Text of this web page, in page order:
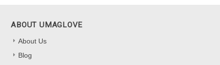
ABOUT UMAGLOVE
About Us
Blog